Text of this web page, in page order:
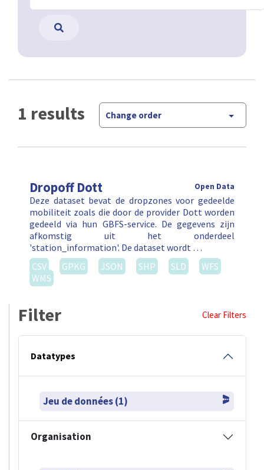
1 results Change order
Dropoff Dott Open Data
Deze dataset bevat de dropzones voor gedeelde
mobiliteit zoals die door de provider Dott worden
gedeeld via hun GBFS-service. De gegevens zijn
afkomstig uit het onderdeel
'station_information'. De dataset wordt …
CSV
GPKG JSON SHP SLD
WFS
WMS
Filter Clear Filters
Datatypes
Jeu de données (1)
Organisation